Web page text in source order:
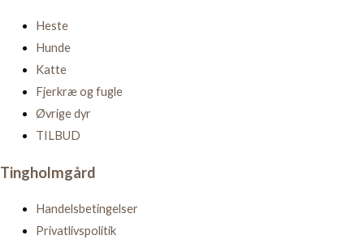
Heste
Hunde
Katte
Fjerkræ og fugle
Øvrige dyr
TILBUD
Tingholmgård
Handelsbetingelser
Privatlivspolitik